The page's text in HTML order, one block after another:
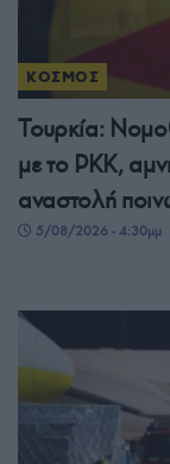
ΚΟΣΜΟΣ
Τουρκία:
με το PKK,
αναστολή
5/08/2026 - 4:30μμ